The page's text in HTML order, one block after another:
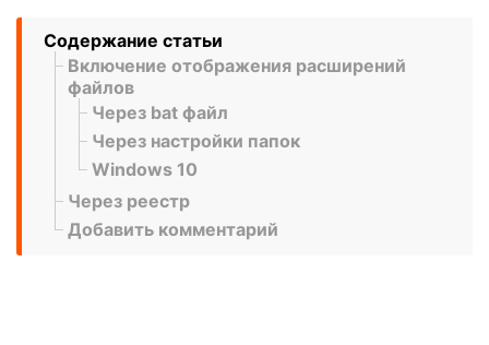
Содержание статьи
Включение отображения расширений
файлов
Через bat файл
Через настройки папок
Windows 10
Через реестр
Добавить комментарий